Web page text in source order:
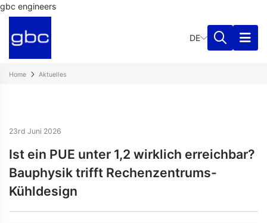
gbc engineers
DE
Home Aktuelles
23rd Juni 2026
Ist ein PUE unter 1,2 wirklich erreichbar?
Bauphysik trifft Rechenzentrums-
Kühldesign